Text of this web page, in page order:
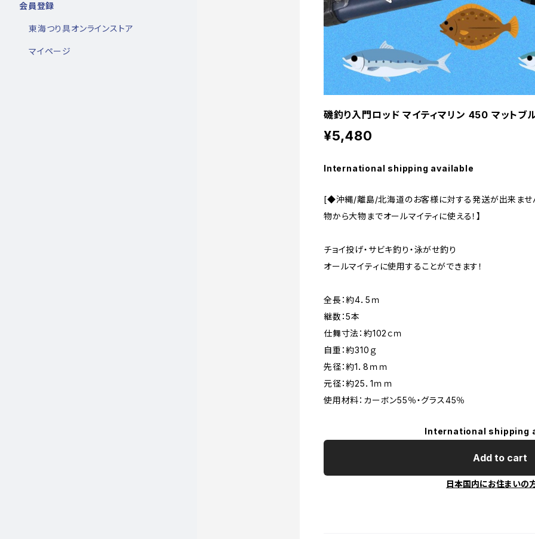
磯釣り入門ロッド マイティマリン 450 マットブ
¥5,480
International shipping available
[◆沖縄/離島/北海道のお客様に対する発送が出来ませ
物から大物までオールマイティに使える！】
チョイ投げ・サビキ釣り・泳がせ釣り
オールマイティに使用することができます！
全長：約4．5ｍ
継数：5本
仕舞寸法：約102ｃｍ
自重：約310ｇ
先径：約1．8ｍｍ
元径：約25．1ｍｍ
使用材料：カーボン55％・グラス45％
International shipping
Add to cart
日本国内にお住まいの
会員登録
東海つり具オンラインストア
マイページ